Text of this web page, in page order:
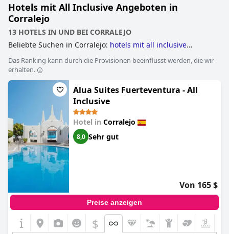
Hotels mit All Inclusive Angeboten in
Corralejo
13 HOTELS IN UND BEI CORRALEJO
Beliebte Suchen in Corralejo: hotels mit all inclusive
Das Ranking kann durch die Provisionen beeinflusst werden, die wir
erhalten.
Alua Suites Fuerteventura - All
Inclusive
Hotel in Corralejo
8,0 Sehr gut
Von 165 $
Preise anzeigen
$